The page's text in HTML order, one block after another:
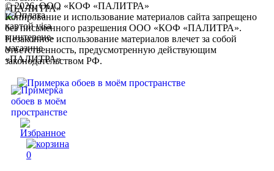
© 2026, ООО «КОФ «ПАЛИТРА»
Копирование и использование материалов сайта запрещено
без письменного разрешения ООО «КОФ «ПАЛИТРА».
Незаконное использование материалов влечет за собой
ответственность, предусмотренную действующим
законодательством РФ.
0